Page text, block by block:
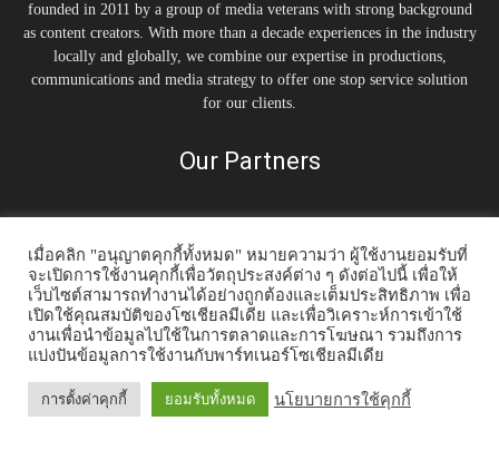
founded in 2011 by a group of media veterans with strong background
as content creators. With more than a decade experiences in the industry
locally and globally, we combine our expertise in productions,
communications and media strategy to offer one stop service solution
for our clients.
Our Partners
Home Tonkit TV Podcast คนต้นคิด Work & Living
© 2014-2020 Tonkit360.com
เมื่อคลิก "อนุญาตคุกกี้ทั้งหมด" หมายความว่า ผู้ใช้งานยอมรับที่
จะเปิดการใช้งานคุกกี้เพื่อวัตถุประสงค์ต่าง ๆ ดังต่อไปนี้ เพื่อให้
เว็บไซต์สามารถทำงานได้อย่างถูกต้องและเต็มประสิทธิภาพ เพื่อ
เปิดใช้คุณสมบัติของโซเชียลมีเดีย และเพื่อวิเคราะห์การเข้าใช้
งานเพื่อนำข้อมูลไปใช้ในการตลาดและการโฆษณา รวมถึงการ
แบ่งปันข้อมูลการใช้งานกับพาร์ทเนอร์โซเชียลมีเดีย
การตั้งค่าคุกกี้ ยอมรับทั้งหมด นโยบายการใช้คุกกี้